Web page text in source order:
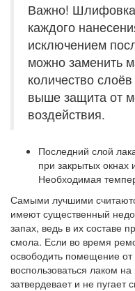
Важно! Шлифовка
каждого
исключением
можно заменить
количество
выше защита от
воздействия.
Последний слой
при закрытых окнах
Необходимая
Самыми лучшими
имеют существенный
запах, ведь в их составе
смола. Если во время
освободить помещение
воспользоваться лаком
затвердевает и не пугает